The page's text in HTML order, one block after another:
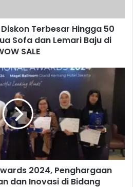
Diskon Terbesar Hingga 50
Sofa dan Lemari Baju di
SALE
2024, Penghargaan
dan Inovasi di Bidang